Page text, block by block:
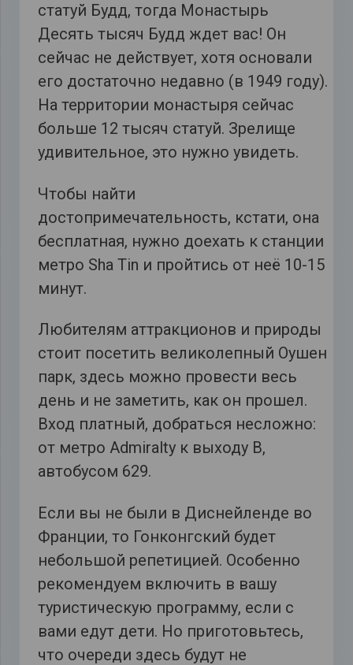
статуй Будд, тогда Монастырь
Десять тысяч Будд ждет вас! Он
сейчас не действует, хотя основали
его достаточно недавно (в 1949 году).
На территории монастыря сейчас
больше 12 тысяч статуй. Зрелище
удивительное, это нужно увидеть.
Чтобы найти
достопримечательность, кстати, она
бесплатная, нужно доехать к станции
метро Sha Tin и пройтись от неё 10-15
минут.
Любителям аттракционов и природы
стоит посетить великолепный Оушен
парк, здесь можно провести весь
день и не заметить, как он прошел.
Вход платный, добраться несложно:
от метро Admiralty к выходу В,
автобусом 629.
Если вы не были в Диснейленде во
Франции, то Гонконгский будет
небольшой репетицией. Особенно
рекомендуем включить в вашу
туристическую программу, если с
вами едут дети. Но приготовьтесь,
что очереди здесь будут не